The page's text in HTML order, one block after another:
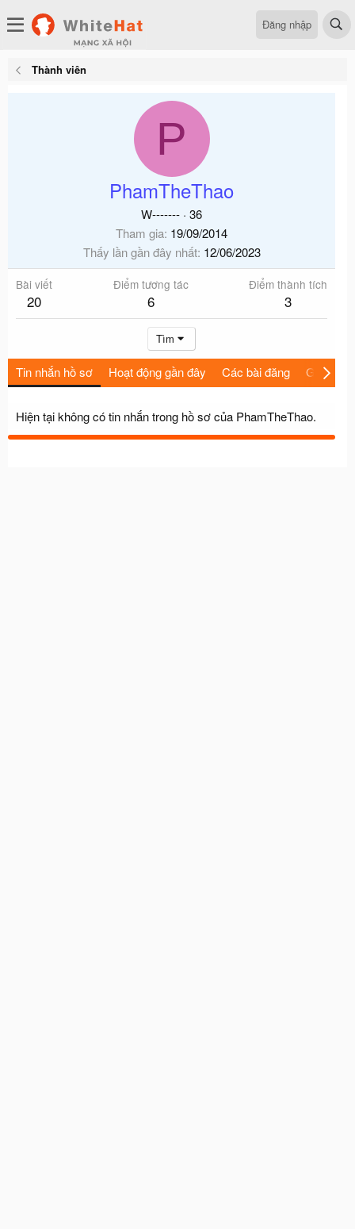
Đăng nhập
Thành viên
P
PhamTheThao
W------- · 36
Tham gia 19/09/2014
Thấy lần gần đây nhất 12/06/2023
Bài viết
20
Điểm tương tác
6
Điểm thành tích
3
Tìm
Tin nhắn hồ sơ Hoạt động gần đây Các bài đăng Giới thiệu
Hiện tại không có tin nhắn trong hồ sơ của PhamTheThao.